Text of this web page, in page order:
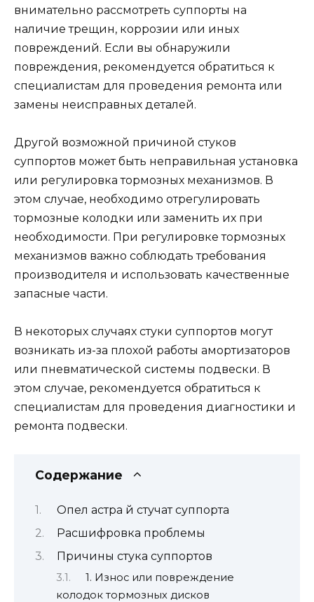
внимательно рассмотреть суппорты на
наличие трещин, коррозии или иных
повреждений. Если вы обнаружили
повреждения, рекомендуется обратиться к
специалистам для проведения ремонта или
замены неисправных деталей.
Другой возможной причиной стуков
суппортов может быть неправильная установка
или регулировка тормозных механизмов. В
этом случае, необходимо отрегулировать
тормозные колодки или заменить их при
необходимости. При регулировке тормозных
механизмов важно соблюдать требования
производителя и использовать качественные
запасные части.
В некоторых случаях стуки суппортов могут
возникать из-за плохой работы амортизаторов
или пневматической системы подвески. В
этом случае, рекомендуется обратиться к
специалистам для проведения диагностики и
ремонта подвески.
Содержание
Опел астра й стучат суппорта
Расшифровка проблемы
Причины стука суппортов
1. Износ или повреждение
колодок тормозных дисков